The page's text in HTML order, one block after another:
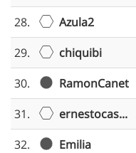
28.
Azula2
29.
chiquibi
30.
RamonCanet
31.
ernestocas...
32.
Emilia